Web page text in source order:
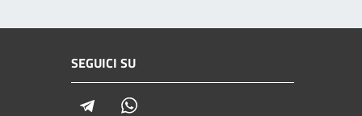
SEGUICI SU
Telegram